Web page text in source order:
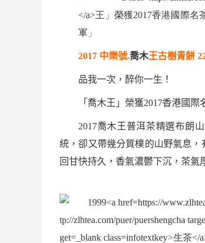
2017 中樂號.喬木王古樹青餅
品我一次，醉你一生！
「 喬木王」榮獲2017香港國際
2017喬木 王普洱茶精選布朗山
統，卻又帶幾分質樸的山野氣息，
回甘快持久，香氣濃鬱下沉， 茶氣